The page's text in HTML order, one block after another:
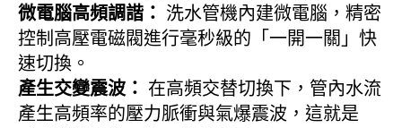
微電腦高頻調諧： 洗水管機內建微電腦，精密
控制高壓電磁閥進行毫秒級的「一開一關」快
速切換。
產生交變震波： 在高頻交替切換下，管內水流
產生高頻率的壓力脈衝與氣爆震波，這就是